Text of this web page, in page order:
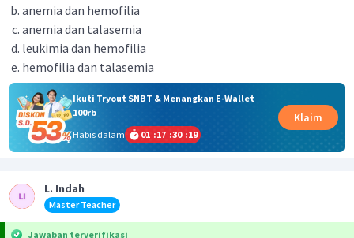
anemia dan hemofilia
anemia dan talasemia
leukimia dan hemofilia
hemofilia dan talasemia
Ikuti Tryout SNBT & Menangkan E-Wallet
100rb
Habis dalam
01 :17 :30 :19
Klaim
L. Indah
Master Teacher
Jawaban terverifikasi